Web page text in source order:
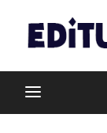
content